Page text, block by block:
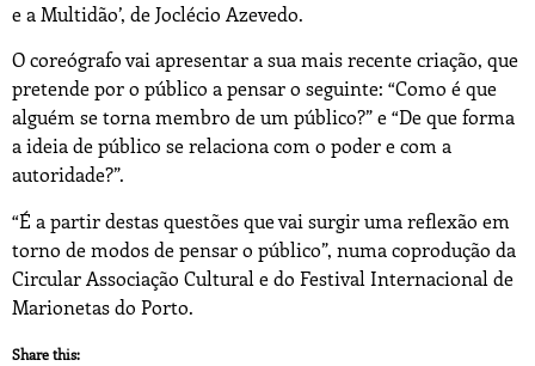
e a Multidão’, de Joclécio Azevedo.
O coreógrafo vai apresentar a sua mais recente criação, que
pretende por o público a pensar o seguinte: “Como é que
alguém se torna membro de um público?” e “De que forma
a ideia de público se relaciona com o poder e com a
autoridade?”.
“É a partir destas questões que vai surgir uma reflexão em
torno de modos de pensar o público”, numa coprodução da
Circular Associação Cultural e do Festival Internacional de
Marionetas do Porto.
Share this: